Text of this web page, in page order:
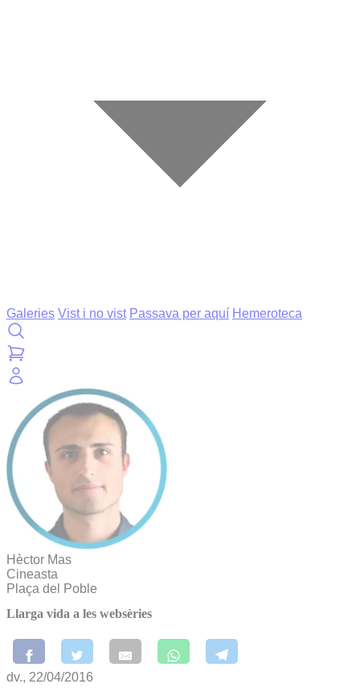
Galeries Vist i no vist Passava per aquí Hemeroteca
Hèctor Mas
Cineasta
Plaça del Poble
Llarga vida a les websèries
dv., 22/04/2016